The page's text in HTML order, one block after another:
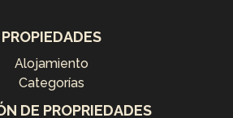
PROPIEDADES
Alojamiento
Categorías
DE PROPRIEDADES